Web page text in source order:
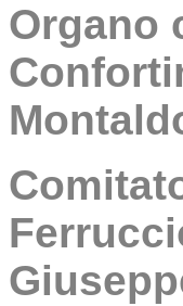
Organo